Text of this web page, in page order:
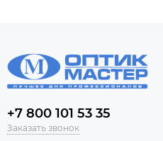
+7 800 101 53 35
Заказать звонок